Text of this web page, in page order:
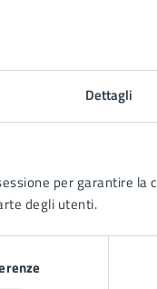
Dettagli
per garantire
degli utenti.
la formazione e
e coordinare le
alle procedure di
di
con
di assenza e/o
del comma 1